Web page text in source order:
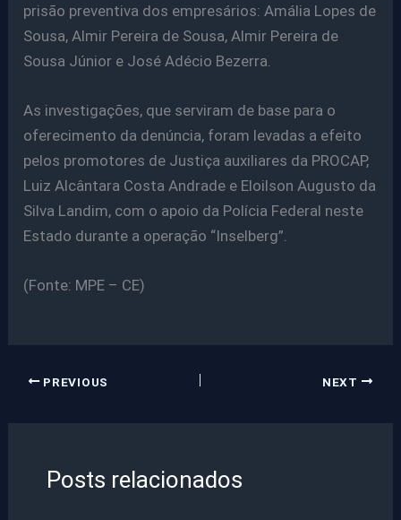
prisão preventiva dos empresários: Amália Lopes de
Sousa, Almir Pereira de Sousa, Almir Pereira de
Sousa Júnior e José Adécio Bezerra.
As investigações, que serviram de base para o
oferecimento da denúncia, foram levadas a efeito
pelos promotores de Justiça auxiliares da PROCAP,
Luiz Alcântara Costa Andrade e Eloilson Augusto da
Silva Landim, com o apoio da Polícia Federal neste
Estado durante a operação “Inselberg”.
(Fonte: MPE – CE)
PREVIOUS NEXT
Posts relacionados